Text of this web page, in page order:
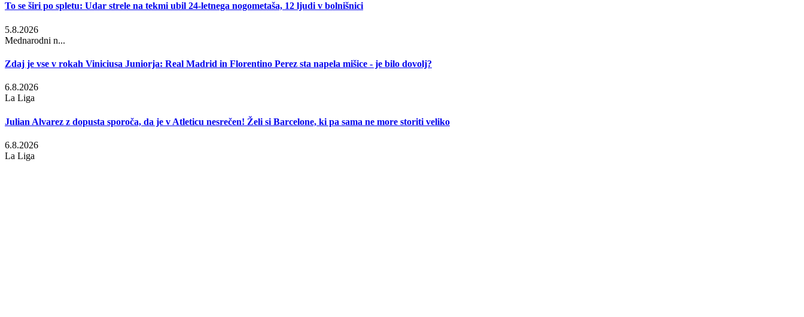
To se širi po spletu: Udar strele na tekmi ubil 24-letnega nogometaša, 12 ljudi v bolnišnici
5.8.2026
Mednarodni n...
Zdaj je vse v rokah Viniciusa Juniorja: Real Madrid in Florentino Perez sta napela mišice - je bilo dovolj?
6.8.2026
La Liga
Julian Alvarez z dopusta sporoča, da je v Atleticu nesrečen! Želi si Barcelone, ki pa sama ne more storiti veliko
6.8.2026
La Liga